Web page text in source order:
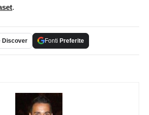
.
Discover Fonti Preferite